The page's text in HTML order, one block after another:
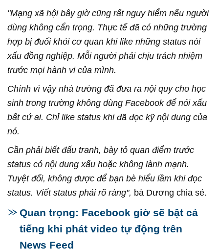
"Mạng xã hội bây giờ cũng rất nguy hiểm nếu người
dùng không cẩn trọng. Thực tế đã có những trường
hợp bị đuổi khỏi cơ quan khi like những status nói
xấu đồng nghiệp. Mỗi người phải chịu trách nhiệm
trước mọi hành vi của mình.
Chính vì vậy nhà trường đã đưa ra nội quy cho học
sinh trong trường không dùng Facebook để nói xấu
bất cứ ai. Chỉ like status khi đã đọc kỹ nội dung của
nó.
Cần phải biết đấu tranh, bày tỏ quan điểm trước
status có nội dung xấu hoặc không lành mạnh.
Tuyệt đối, không được để bạn bè hiểu lầm khi đọc
status. Viết status phải rõ ràng", bà Dương chia sẻ.
Quan trọng: Facebook giờ sẽ bật cả
tiếng khi phát video tự động trên
News Feed